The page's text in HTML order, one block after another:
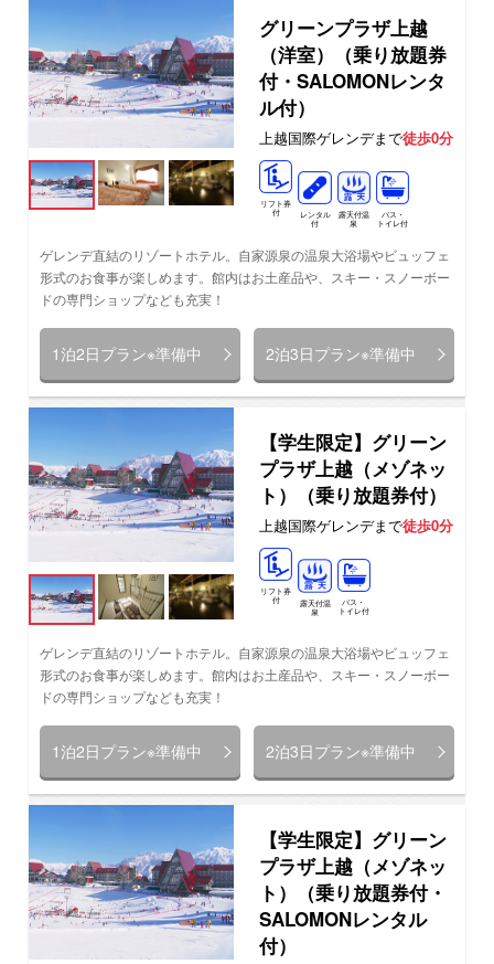
グリーンプラザ上越
（洋室）（乗り放題券
付・SALOMONレンタ
ル付）
上越国際ゲレンデまで徒歩0分
リフト券
付
レンタル
付
露天付温
泉
バス・
トイレ付
ゲレンデ直結のリゾートホテル。自家源泉の温泉大浴場やビュッフェ
形式のお食事が楽しめます。館内はお土産品や、スキー・スノーボー
ドの専門ショップなども充実！
1泊2日プラン※準備中 2泊3日プラン※準備中
【学生限定】グリーン
プラザ上越（メゾネッ
ト）（乗り放題券付）
上越国際ゲレンデまで徒歩0分
リフト券
付
露天付温
泉
バス・
トイレ付
ゲレンデ直結のリゾートホテル。自家源泉の温泉大浴場やビュッフェ
形式のお食事が楽しめます。館内はお土産品や、スキー・スノーボー
ドの専門ショップなども充実！
1泊2日プラン※準備中 2泊3日プラン※準備中
【学生限定】グリーン
プラザ上越（メゾネッ
ト）（乗り放題券付・
SALOMONレンタル
付）